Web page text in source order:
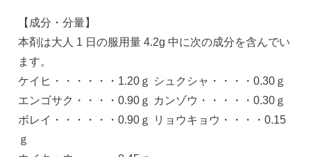
【成分・分量】
本剤は大人 1 日の服用量 4.2g 中に次の成分を含んでい
ます。
ケイヒ・・・・・・1.20ｇ シュクシャ・・・・0.30ｇ
エンゴサク・・・・0.90ｇ カンゾウ・・・・・0.30ｇ
ボレイ・・・・・・0.90ｇ リョウキョウ・・・・0.15
ｇ